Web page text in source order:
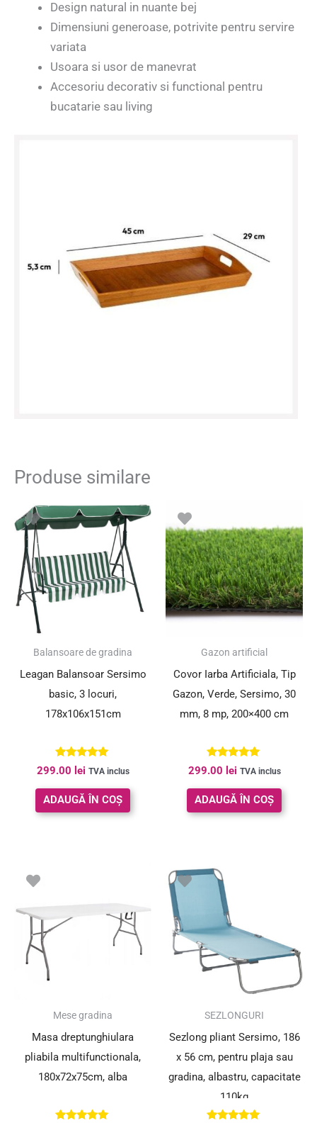
Design natural in nuante bej
Dimensiuni generoase, potrivite pentru servire
variata
Usoara si usor de manevrat
Accesoriu decorativ si functional pentru
bucatarie sau living
Produse similare
Balansoare de gradina
Leagan Balansoar Sersimo
basic, 3 locuri,
178x106x151cm
Evaluat la
4.90
din 5
299.00 lei TVA inclus
ADAUGĂ ÎN COȘ
Gazon artificial
Covor Iarba Artificiala, Tip
Gazon, Verde, Sersimo, 30
mm, 8 mp, 200×400 cm
Evaluat la
5.00
din 5
299.00 lei TVA inclus
ADAUGĂ ÎN COȘ
Mese gradina
Masa dreptunghiulara
pliabila multifunctionala,
180x72x75cm, alba
fost:
229.00 lei.
159.01 lei.
SEZLONGURI
Sezlong pliant Sersimo, 186
x 56 cm, pentru plaja sau
gradina, albastru, capacitate
110kg